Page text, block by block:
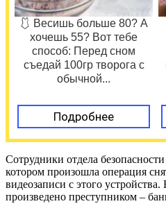
🩱 Весишь больше 80? А
хочешь 55? Вот тебе
способ: Перед сном
съедай 100гр творога с
обычной...
Подробнее
Сотрудники отдела
котором произошла операция
видеозаписи с этого
произведено преступником –